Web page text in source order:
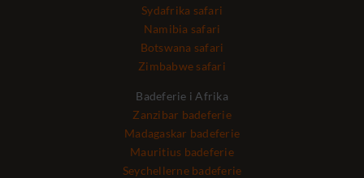
Sydafrika safari
Namibia safari
Botswana safari
Zimbabwe safari
Badeferie i Afrika
Zanzibar badeferie
Madagaskar badeferie
Mauritius badeferie
Seychellerne badeferie